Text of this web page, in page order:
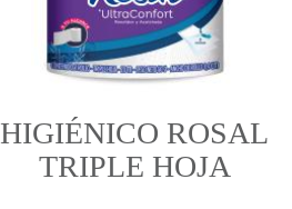
HIGIÉNICO ROSAL
TRIPLE HOJA